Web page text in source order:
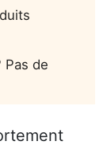
Pas de